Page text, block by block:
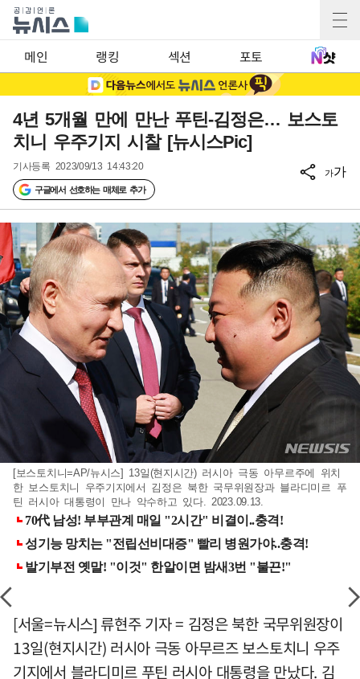
메인 랭킹 섹션 포토
4년 5개월 만에 만난 푸틴-김정은… 보스토
치니 우주기지 시찰 [뉴시스Pic]
기사등록 2023/09/13 14:43:20
구글에서 선호하는 매체로 추가
가가
[보스토치니=AP/뉴시스] 13일(현지시간) 러시아 극동 아무르주에 위치
한 보스토치니 우주기지에서 김정은 북한 국무위원장과 블라디미르 푸
틴 러시아 대통령이 만나 악수하고 있다. 2023.09.13.
[서울=뉴시스] 류현주 기자 = 김정은 북한 국무위원장이
13일(현지시간) 러시아 극동 아무르즈 보스토치니 우주
기지에서 블라디미르 푸틴 러시아 대통령을 만났다. 김